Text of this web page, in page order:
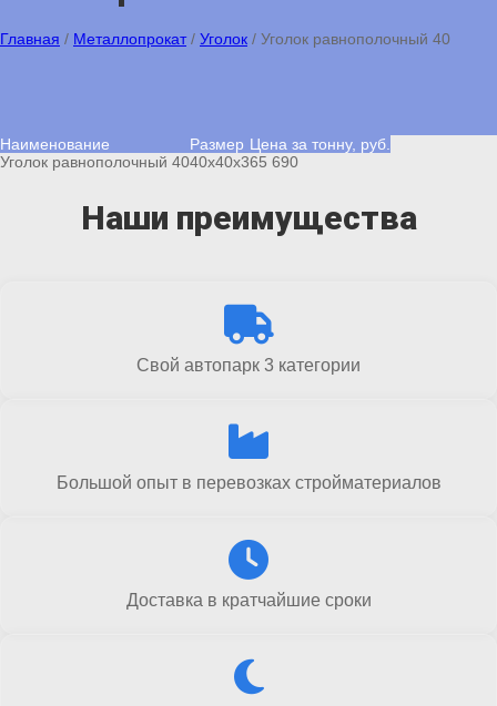
Главная / Металлопрокат / Уголок / Уголок равнополочный 40
Наименование Размер Цена за тонну, руб.
Уголок равнополочный 4040х40х365 690
Наши преимущества
Свой автопарк 3 категории
Большой опыт в перевозках стройматериалов
Доставка в кратчайшие сроки